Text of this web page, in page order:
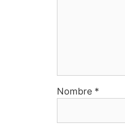
Nombre *